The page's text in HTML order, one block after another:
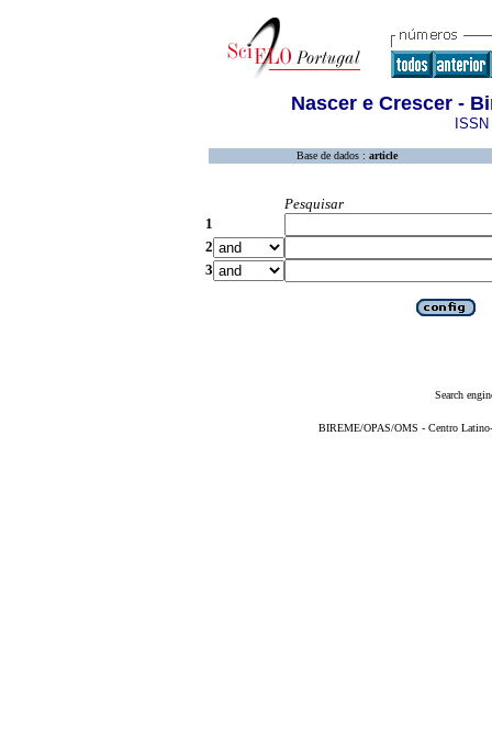
Nascer e Crescer -
Base de dados : article
Pesquisar
1
2
3
Search
BIREME/OPAS/OMS - Centro Latino-